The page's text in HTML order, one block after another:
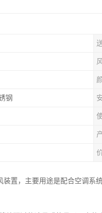
钢
置，主要用途是配合空调系